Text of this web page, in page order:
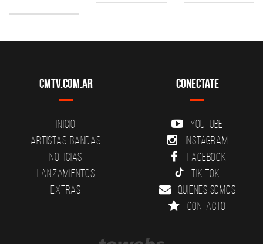
CMTV.com.ar
Inicio
Artistas-Bandas
Noticias
Lanzamientos
Extras
Conectate
YouTube
Instagram
Facebook
Tik Tok
Quienes somos
Contacto